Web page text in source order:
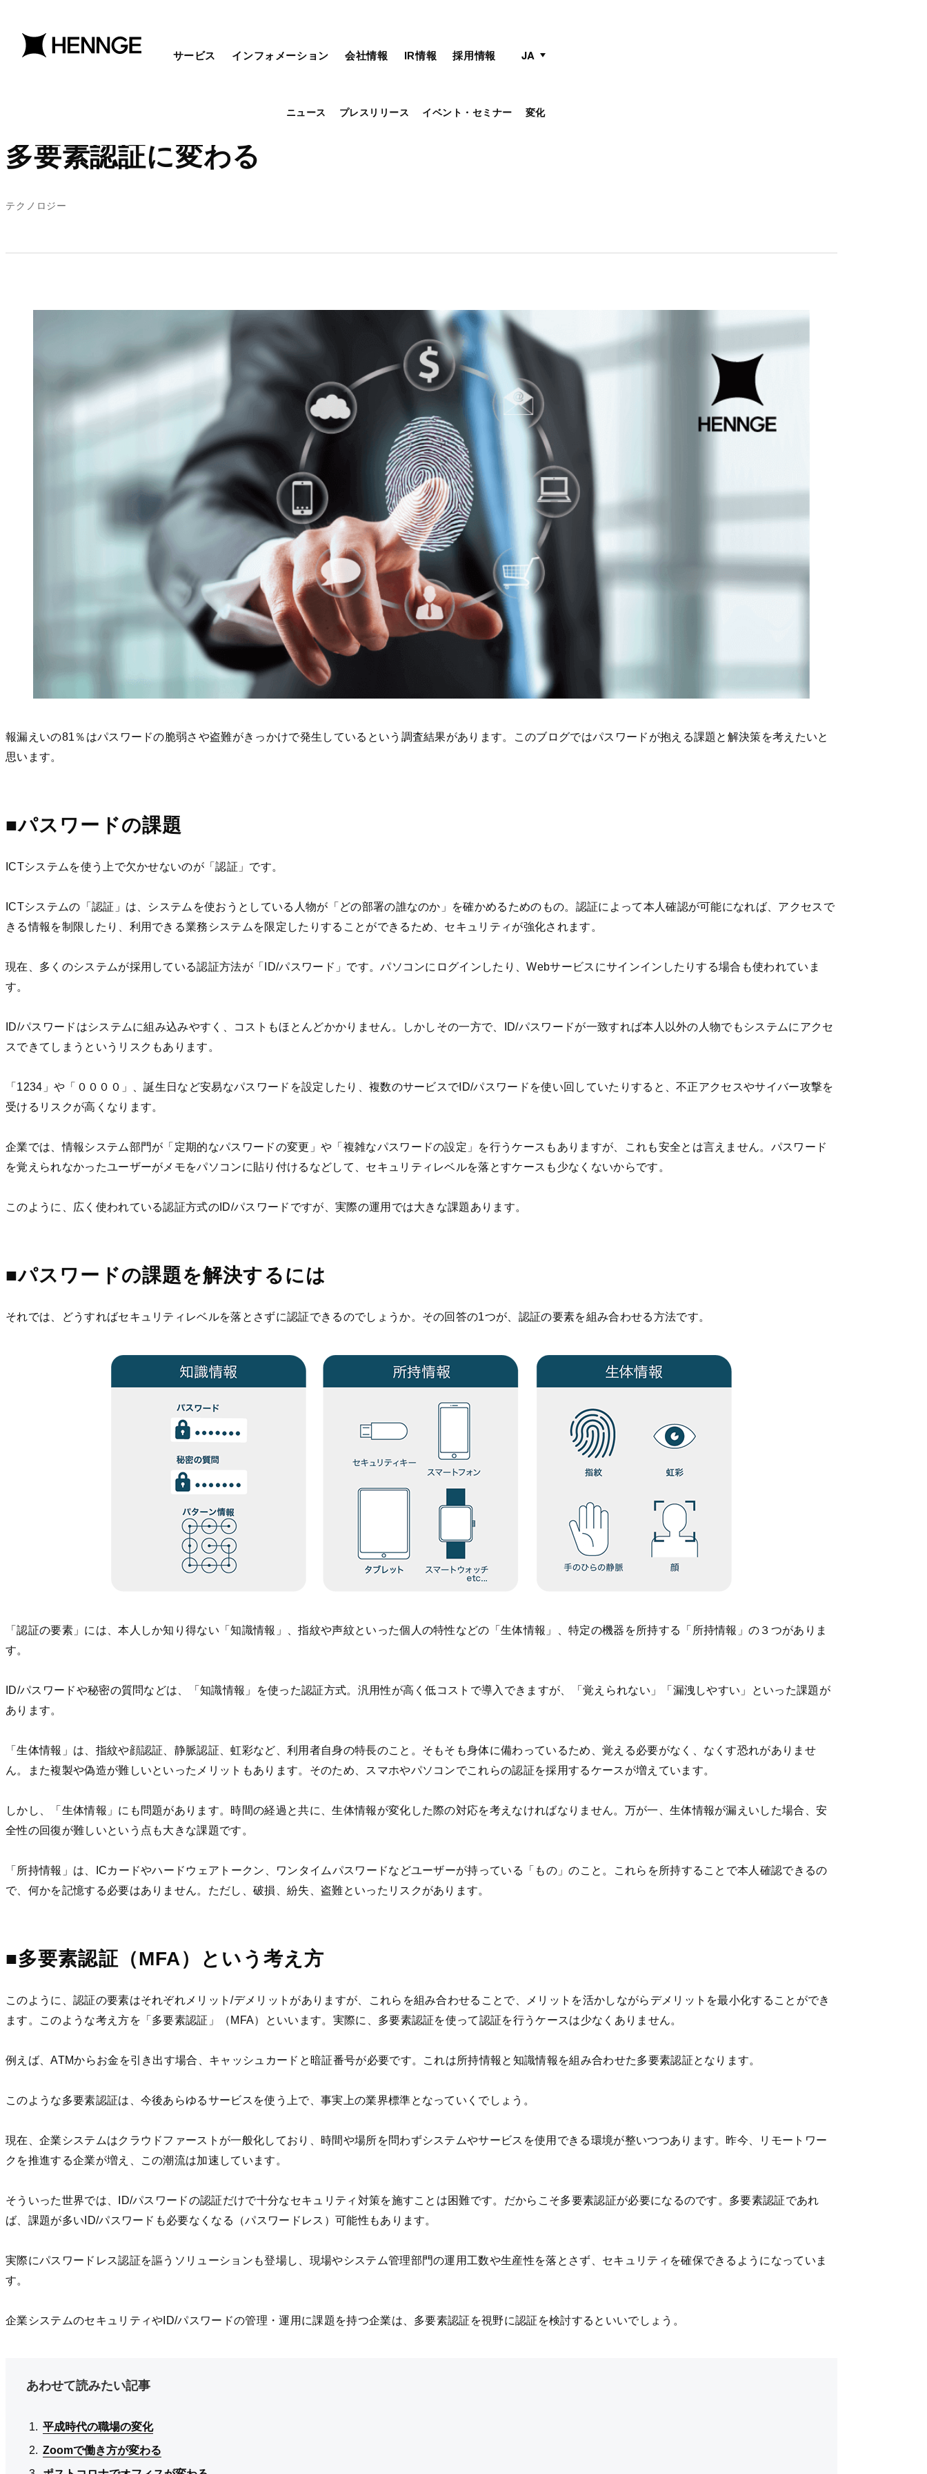
サービス インフォメーション 会社情報 IR情報 採用情報 active language
JA language menu
ニュース プレスリリース イベント・セミナー 変化
多要素認証に変わる
テクノロジー
報漏えいの81％はパスワードの脆弱さや盗難がきっかけで発生しているという調査結果があります。このブログではパスワードが抱える課題と解決策を考えたいと
思います。
■パスワードの課題
ICTシステムを使う上で欠かせないのが「認証」です。
ICTシステムの「認証」は、システムを使おうとしている人物が「どの部署の誰なのか」を確かめるためのもの。認証によって本人確認が可能になれば、アクセスで
きる情報を制限したり、利用できる業務システムを限定したりすることができるため、セキュリティが強化されます。
現在、多くのシステムが採用している認証方法が「ID/パスワード」です。パソコンにログインしたり、Webサービスにサインインしたりする場合も使われていま
す。
ID/パスワードはシステムに組み込みやすく、コストもほとんどかかりません。しかしその一方で、ID/パスワードが一致すれば本人以外の人物でもシステムにアクセ
スできてしまうというリスクもあります。
「1234」や「００００」、誕生日など安易なパスワードを設定したり、複数のサービスでID/パスワードを使い回していたりすると、不正アクセスやサイバー攻撃を
受けるリスクが高くなります。
企業では、情報システム部門が「定期的なパスワードの変更」や「複雑なパスワードの設定」を行うケースもありますが、これも安全とは言えません。パスワード
を覚えられなかったユーザーがメモをパソコンに貼り付けるなどして、セキュリティレベルを落とすケースも少なくないからです。
このように、広く使われている認証方式のID/パスワードですが、実際の運用では大きな課題あります。
■パスワードの課題を解決するには
それでは、どうすればセキュリティレベルを落とさずに認証できるのでしょうか。その回答の1つが、認証の要素を組み合わせる方法です。
「認証の要素」には、本人しか知り得ない「知識情報」、指紋や声紋といった個人の特性などの「生体情報」、特定の機器を所持する「所持情報」の３つがありま
す。
ID/パスワードや秘密の質問などは、「知識情報」を使った認証方式。汎用性が高く低コストで導入できますが、「覚えられない」「漏洩しやすい」といった課題が
あります。
「生体情報」は、指紋や顔認証、静脈認証、虹彩など、利用者自身の特長のこと。そもそも身体に備わっているため、覚える必要がなく、なくす恐れがありませ
ん。また複製や偽造が難しいといったメリットもあります。そのため、スマホやパソコンでこれらの認証を採用するケースが増えています。
しかし、「生体情報」にも問題があります。時間の経過と共に、生体情報が変化した際の対応を考えなければなりません。万が一、生体情報が漏えいした場合、安
全性の回復が難しいという点も大きな課題です。
「所持情報」は、ICカードやハードウェアトークン、ワンタイムパスワードなどユーザーが持っている「もの」のこと。これらを所持することで本人確認できるの
で、何かを記憶する必要はありません。ただし、破損、紛失、盗難といったリスクがあります。
■多要素認証（MFA）という考え方
このように、認証の要素はそれぞれメリット/デメリットがありますが、これらを組み合わせることで、メリットを活かしながらデメリットを最小化することができ
ます。このような考え方を「多要素認証」（MFA）といいます。実際に、多要素認証を使って認証を行うケースは少なくありません。
例えば、ATMからお金を引き出す場合、キャッシュカードと暗証番号が必要です。これは所持情報と知識情報を組み合わせた多要素認証となります。
このような多要素認証は、今後あらゆるサービスを使う上で、事実上の業界標準となっていくでしょう。
現在、企業システムはクラウドファーストが一般化しており、時間や場所を問わずシステムやサービスを使用できる環境が整いつつあります。昨今、リモートワー
クを推進する企業が増え、この潮流は加速しています。
そういった世界では、ID/パスワードの認証だけで十分なセキュリティ対策を施すことは困難です。だからこそ多要素認証が必要になるのです。多要素認証であれ
ば、課題が多いID/パスワードも必要なくなる（パスワードレス）可能性もあります。
実際にパスワードレス認証を謳うソリューションも登場し、現場やシステム管理部門の運用工数や生産性を落とさず、セキュリティを確保できるようになっていま
す。
企業システムのセキュリティやID/パスワードの管理・運用に課題を持つ企業は、多要素認証を視野に認証を検討するといいでしょう。
あわせて読みたい記事
平成時代の職場の変化
平成時代の職場の変化
平成時代の職場の変化
Zoomで働き方が変わる
Zoomで働き方が変わる
Zoomで働き方が変わる